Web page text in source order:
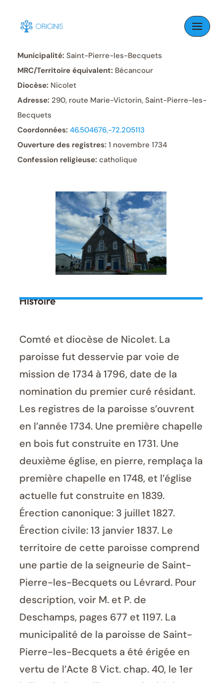
Skip
content
Municipalité: Saint-Pierre-les-Becquets
MRC/Territoire équivalent: Bécancour
Diocèse: Nicolet
Adresse: 290, route Marie-Victorin, Saint-Pierre-les-
Becquets
Coordonnées: 46.504676,-72.205113
Ouverture des registres: 1 novembre 1734
Confession religieuse: catholique
Histoire
Comté et diocèse de Nicolet. La
paroisse fut desservie par voie de
mission de 1734 à 1796, date de la
nomination du premier curé résidant.
Les registres de la paroisse s’ouvrent
en l’année 1734. Une première chapelle
en bois fut construite en 1731. Une
deuxième église, en pierre, remplaça la
première chapelle en 1748, et l’église
actuelle fut construite en 1839.
Érection canonique: 3 juillet 1827.
Érection civile: 13 janvier 1837. Le
territoire de cette paroisse comprend
une partie de la seigneurie de Saint-
Pierre-les-Becquets ou Lévrard. Pour
description, voir M. et P. de
Deschamps, pages 677 et 1197. La
municipalité de la paroisse de Saint-
Pierre-les-Becquets a été érigée en
vertu de l’Acte 8 Vict. chap. 40, le 1er